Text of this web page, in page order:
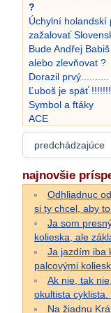
?
Úchylní holandskí
zažalovať
Bude Andřej
alebo zlevňovat ?
Dorazil prvý..........
Ľuboš je späť
Symbol a ftáky
ACE
predchádzajúce
najnovšie
Odhliadnuc
si ty chcel, aby
Ja som
kolieska, ale
Ja jazdím iba
palcovými
Ak nie, tak
okultista
Na žiadnu